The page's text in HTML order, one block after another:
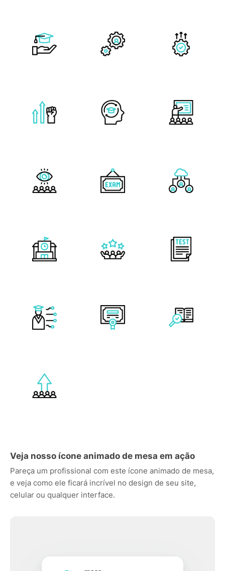
Veja nosso ícone animado de mesa em ação
Pareça um profissional com este ícone animado de mesa,
e veja como ele ficará incrível no design de seu site,
celular ou qualquer interface.